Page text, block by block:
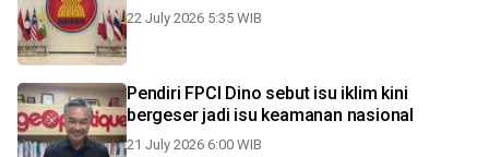
22 July 2026 5:35 WIB
Pendiri FPCI Dino sebut isu iklim kini
bergeser jadi isu keamanan nasional
21 July 2026 6:00 WIB